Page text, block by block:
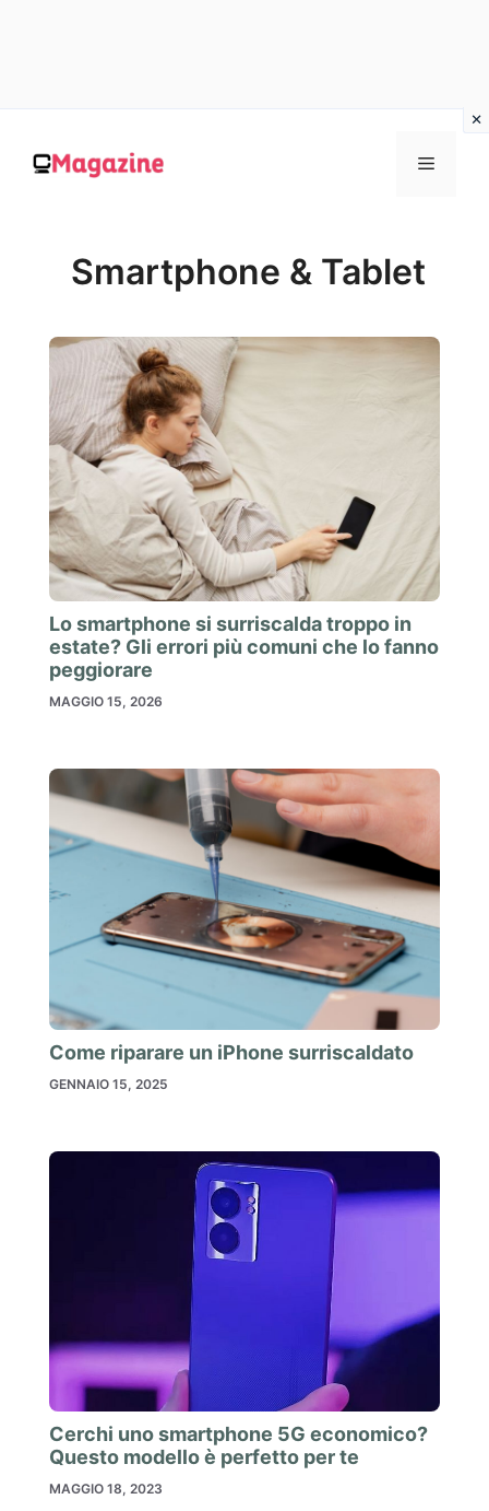
contenuto
MENU
Smartphone & Tablet
Lo smartphone si surriscalda troppo in
estate? Gli errori più comuni che lo fanno
peggiorare
MAGGIO 15, 2026
Come riparare un iPhone surriscaldato
GENNAIO 15, 2025
Cerchi uno smartphone 5G economico?
Questo modello è perfetto per te
MAGGIO 18, 2023